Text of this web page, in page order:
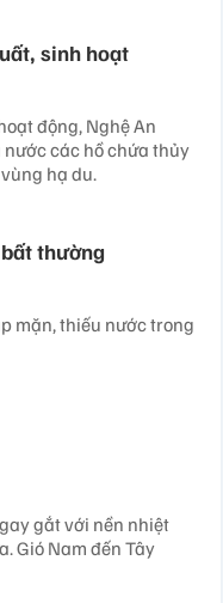
sinh hoạt
động, Nghệ An
các hồ chứa thủy
hạ du.
thường
mặn, thiếu nước trong
gắt với nền nhiệt
Gió Nam đến Tây